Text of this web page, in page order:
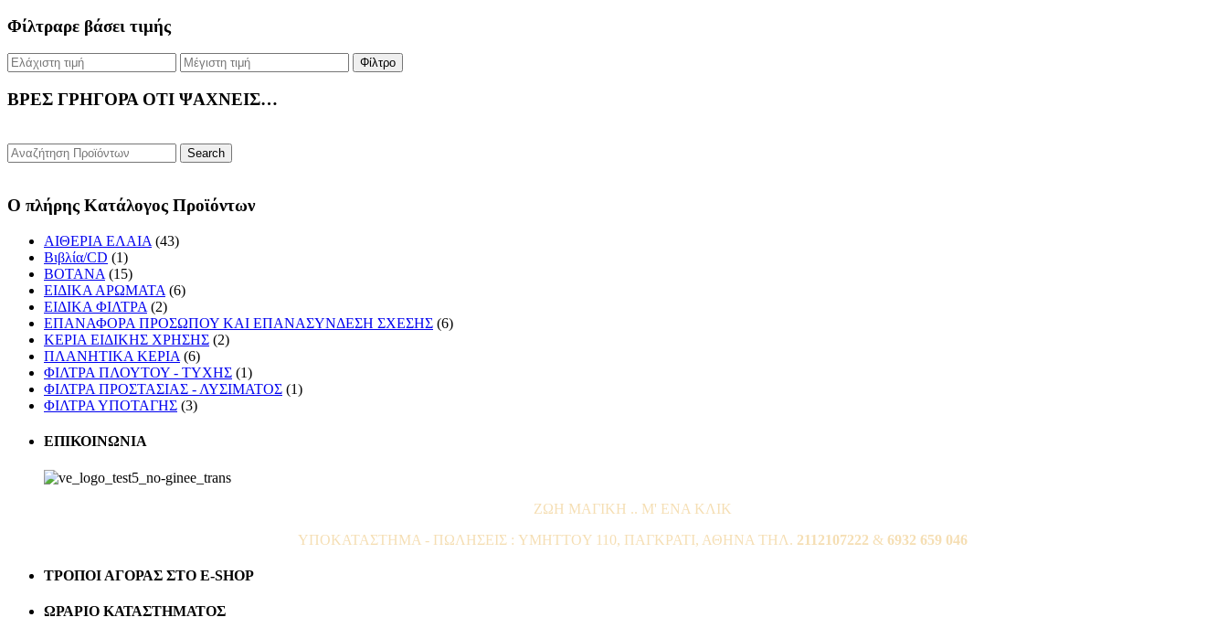
Φίλτραρε βάσει τιμής
Φίλτρο
ΒΡΕΣ ΓΡΗΓΟΡΑ ΟΤΙ ΨΑΧΝΕΙΣ…
Ο πλήρης Κατάλογος Προϊόντων
ΑΙΘΕΡΙΑ ΕΛΑΙΑ (43)
Βιβλία/CD (1)
ΒΟΤΑΝΑ (15)
ΕΙΔΙΚΑ ΑΡΩΜΑΤΑ (6)
ΕΙΔΙΚΑ ΦΙΛΤΡΑ (2)
ΕΠΑΝΑΦΟΡΑ ΠΡΟΣΩΠΟΥ ΚΑΙ ΕΠΑΝΑΣΥΝΔΕΣΗ ΣΧΕΣΗΣ (6)
ΚΕΡΙΑ ΕΙΔΙΚΗΣ ΧΡΗΣΗΣ (2)
ΠΛΑΝΗΤΙΚΑ ΚΕΡΙΑ (6)
ΦΙΛΤΡΑ ΠΛΟΥΤΟΥ - ΤΥΧΗΣ (1)
ΦΙΛΤΡΑ ΠΡΟΣΤΑΣΙΑΣ - ΛΥΣΙΜΑΤΟΣ (1)
ΦΙΛΤΡΑ ΥΠΟΤΑΓΗΣ (3)
ΕΠΙΚΟΙΝΩΝΙΑ
ΖΩΗ ΜΑΓΙΚΗ .. Μ' ΕΝΑ ΚΛΙΚ
ΥΠΟΚΑΤΑΣΤΗΜΑ - ΠΩΛΗΣΕΙΣ : YMHTTOY 110, ΠΑΓΚΡΑΤΙ, ΑΘΗΝΑ ΤΗΛ. 2112107222 & 6932 659 046
ΤΡΟΠΟΙ ΑΓΟΡΑΣ ΣΤΟ E-SHOP
ΩΡΑΡΙΟ ΚΑΤΑΣΤΗΜΑΤΟΣ